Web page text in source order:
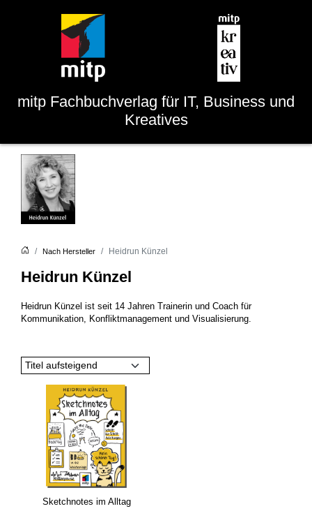
mitp Fachbuchverlag für IT, Business und
Kreatives
Nach Hersteller Heidrun Künzel
Heidrun Künzel
Heidrun Künzel ist seit 14 Jahren Trainerin und Coach für
Kommunikation, Konfliktmanagement und Visualisierung.
Titel aufsteigend
Sketchnotes im Alltag